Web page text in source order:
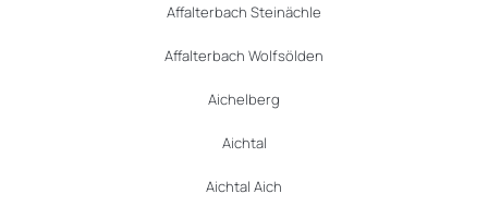
Affalterbach Steinächle
Affalterbach Wolfsölden
Aichelberg
Aichtal
Aichtal Aich